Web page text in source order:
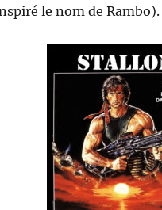
le nom de Rambo).